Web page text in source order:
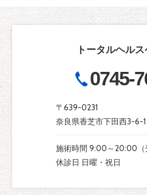
トータルヘル
0745-
〒639-0231
奈良県香芝市下田西3-6-1
施術時間 9:00～20:00（
休診日 日曜・祝日